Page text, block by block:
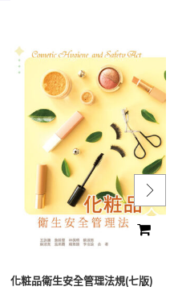
化粧品衛生安全管理法規(七版)